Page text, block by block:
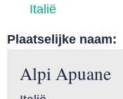
Italië
Plaatselijke naam:
Alpi Apuane